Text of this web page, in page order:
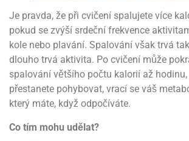
Je pravda, že při cvičení spalujete více
pokud se zvýší srdeční frekvence
kole nebo plavání. Spalování však trvá
dlouho trvá aktivita. Po cvičení může
spalování většího počtu kalorií až
přestanete pohybovat, vrací se váš
který máte, když odpočíváte.
Co tím mohu udělat?